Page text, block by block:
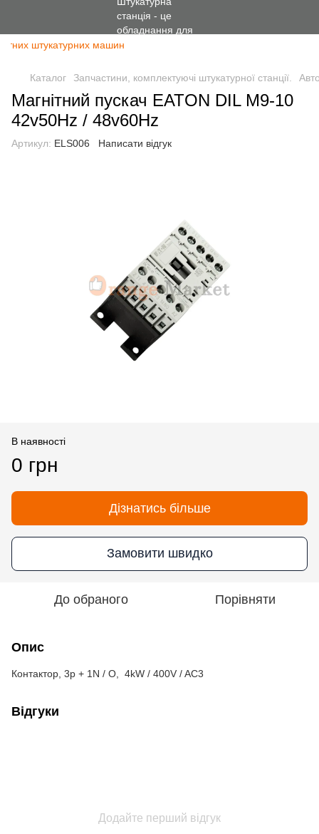
штукатурних машин
Каталог Запчастини, комплектуючі штукатурної станції.
Магнітний пускач EATON DIL M9-10
42v50Hz / 48v60Hz
Артикул: ELS006 Написати відгук
В наявності
0 грн
Дізнатись більше
Замовити швидко
До обраного Порівняти
Опис
Контактор, 3p + 1N / O, 4kW / 400V / AC3
Відгуки
Додайте перший відгук